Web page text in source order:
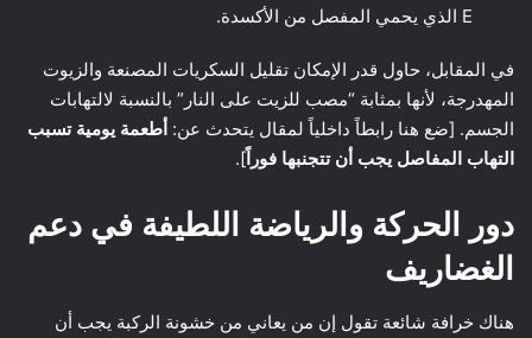
E الذي يحمي المفصل من الأكسدة.
في المقابل، حاول قدر الإمكان تقليل السكريات المصنعة والزيوت
المهدرجة، لأنها بمثابة “مصب للزيت على النار” بالنسبة لالتهابات
الجسم. [ضع هنا رابطاً داخلياً لمقال يتحدث عن: أطعمة يومية تسبب
التهاب المفاصل يجب أن تتجنبها فوراً ].
دور الحركة والرياضة اللطيفة في دعم
الغضاريف
هناك خرافة شائعة تقول إن من يعاني من خشونة الركبة يجب أن